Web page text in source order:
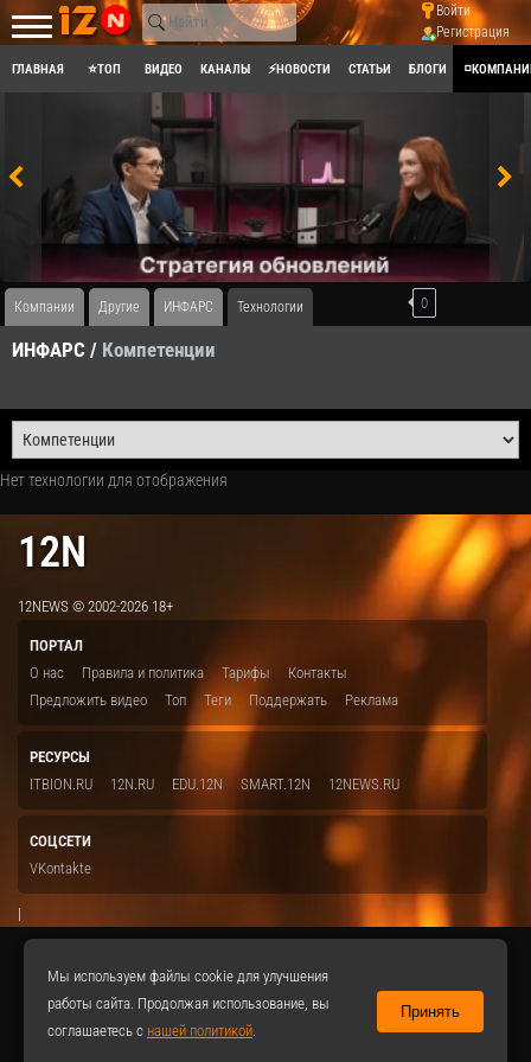
Войти
Регистрация
ГЛАВНАЯ ⭐ТОП ВИДЕО КАНАЛЫ ⚡НОВОСТИ СТАТЬИ БЛОГИ
Компании Другие ИНФАРС Технологии
ИНФАРС / Компетенции
0
Нет технологии для отображения
12N
12NEWS © 2002-2026 18+
ПОРТАЛ
О нас
Правила и политика Тарифы
Контакты
Предложить видео
Топ Теги Поддержать Реклама
РЕСУРСЫ
ITBION.RU
12N.RU EDU.12N SMART.12N 12NEWS.RU
СОЦСЕТИ
VKontakte
|
Мы используем файлы cookie для улучшения
работы сайта. Продолжая использование, вы
соглашаетесь с нашей политикой.
Принять